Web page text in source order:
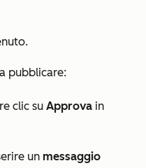
pubblicare:
clic su Approva in
un messaggio